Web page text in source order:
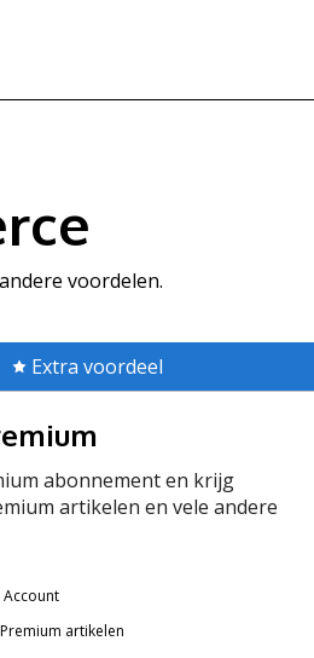
voordelen.
Extra voordeel
abonnement en krijg
artikelen en vele andere
Account
artikelen